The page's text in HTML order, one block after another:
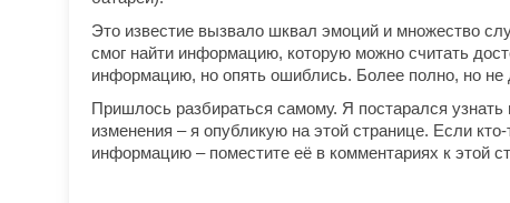
Это известие вызвало шквал эмоций и множество
смог найти информацию, которую можно считать
информацию, но опять ошиблись. Более полно, но не
Пришлось разбираться самому. Я постарался узнать
изменения – я опубликую на этой странице. Если
информацию – поместите её в комментариях к этой